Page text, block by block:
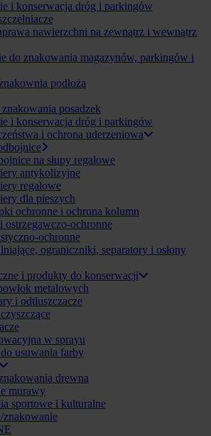
i konserwacja dróg i parkingów
nawierzchni na zewnątrz i wewnątrz
do znakowania magazynów, parkingów i
podłoża
posadzek
i konserwacja dróg i parkingów
i ochrona uderzeniowa
na słupy regałowe
antykolizyjne
regałowe
dla pieszych
ochronne i ochrona kolumn
ostrzegawczo-ochronne
ochronne
ograniczniki, separatory i osłony
i produkty do konserwacji
metalowych
i odtłuszczacze
w sprayu
usuwania farby
drewna
murawy
sportowe i kulturalne
znakowanie